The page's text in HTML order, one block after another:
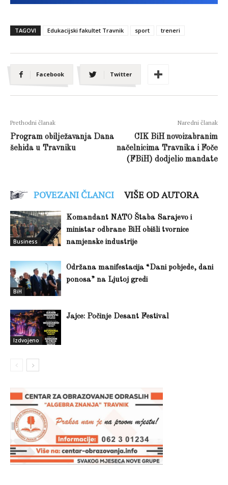
TAGOVI Edukacijski fakultet Travnik sport treneri
Facebook Twitter
Prethodni članak
Program obilježavanja Dana
šehida u Travniku
Naredni članak
CIK BiH novoizabranim
načelnicima Travnika i Foče
(FBiH) dodjelio mandate
POVEZANI ČLANCI VIŠE OD AUTORA
Business
Komandant NATO Štaba Sarajevo i
ministar odbrane BiH obišli tvornice
namjenske industrije
BiH
Održana manifestacija “Dani pobjede, dani
ponosa” na Ljutoj gredi
Izdvojeno
Jajce: Počinje Desant Festival